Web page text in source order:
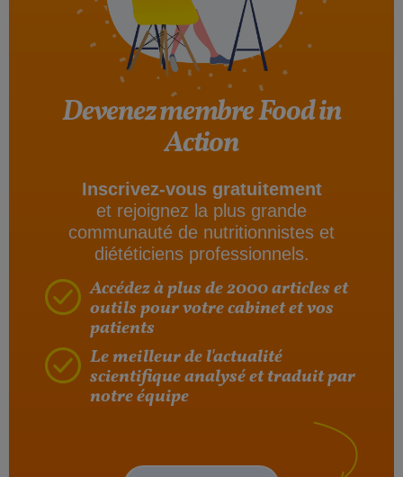
Devenez membre Food in
Action
Inscrivez-vous gratuitement
et rejoignez la plus grande
communauté de nutritionnistes et
diététiciens professionnels.
Accédez à plus de 2000 articles et
outils pour votre cabinet et vos
patients
Le meilleur de l'actualité
scientifique analysé et traduit par
notre équipe